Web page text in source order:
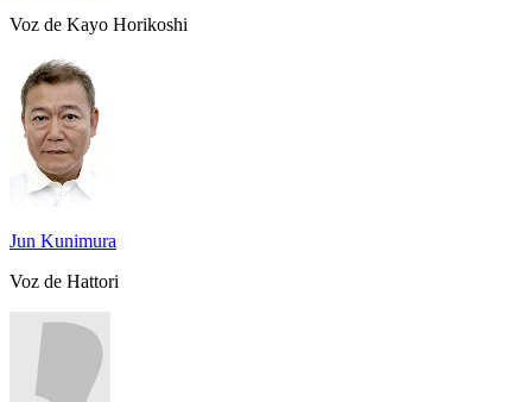
Voz de Kayo Horikoshi
Jun Kunimura
Voz de Hattori